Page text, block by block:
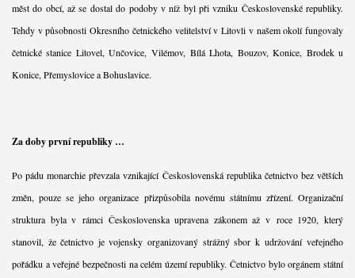
měst do obcí, až se dostal do podoby v níž byl při vzniku Československé republiky.
Tehdy v působnosti Okresního četnického velitelství v Litovli v našem okolí fungovaly
četnické stanice Litovel, Unčovice, Vilémov, Bílá Lhota, Bouzov, Konice, Brodek u
Konice, Přemyslovice a Bohuslavice.
Za doby první republiky …
Po pádu monarchie převzala vznikající Československá republika četnictvo bez větších
změn, pouze se jeho organizace přizpůsobila novému státnímu zřízení. Organizační
struktura byla v rámci Československa upravena zákonem až v roce 1920, který
stanovil, že četnictvo je vojensky organizovaný strážný sbor k udržování veřejného
pořádku a veřejné bezpečnosti na celém území republiky. Četnictvo bylo orgánem státní